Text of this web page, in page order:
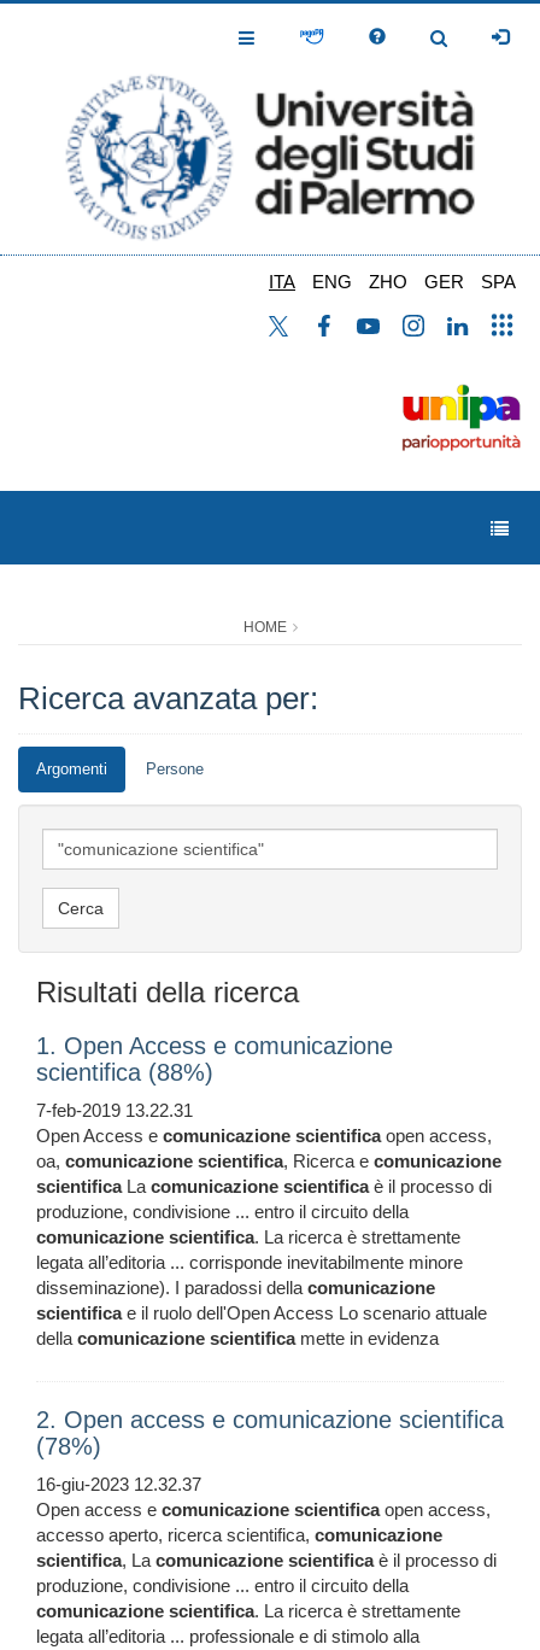
Toggle
Toggle
ITA ENG ZHO GER SPA
HOME
Ricerca avanzata per:
Argomenti Persone
Risultati della ricerca
1. Open Access e comunicazione
scientifica (88%)
7-feb-2019 13.22.31
Open Access e comunicazione scientificaopen access,
oa, comunicazione scientifica, Ricerca e comunicazione
scientificaLacomunicazione scientificaè il processo di
produzione, condivisione ... entro il circuito della
comunicazione scientifica. La ricerca è strettamente
legata all’editoria ... corrisponde inevitabilmente minore
disseminazione). I paradossi dellacomunicazione
scientificae il ruolo dell'Open Access Lo scenario attuale
dellacomunicazione scientificamette in evidenza
2. Open access e comunicazione scientifica
(78%)
16-giu-2023 12.32.37
Open access e comunicazione scientificaopen access,
accesso aperto, ricerca scientifica, comunicazione
scientifica, Lacomunicazione scientificaè il processo di
produzione, condivisione ... entro il circuito della
comunicazione scientifica. La ricerca è strettamente
legata all’editoria ... professionale e di stimolo alla